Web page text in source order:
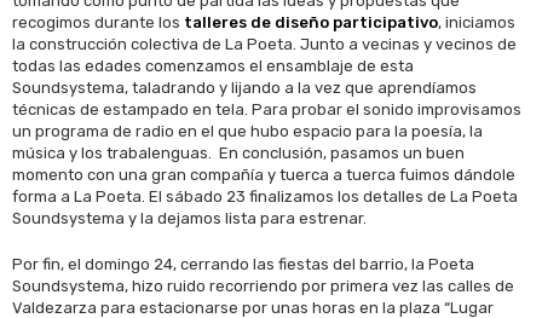
recogimos durante los talleres de diseño participativo, iniciamos
la construcción colectiva de La Poeta. Junto a vecinas y vecinos de
todas las edades comenzamos el ensamblaje de esta
Soundsystema, taladrando y lijando a la vez que aprendíamos
técnicas de estampado en tela. Para probar el sonido improvisamos
un programa de radio en el que hubo espacio para la poesía, la
música y los trabalenguas. En conclusión, pasamos un buen
momento con una gran compañía y tuerca a tuerca fuimos dándole
forma a La Poeta. El sábado 23 finalizamos los detalles de La Poeta
Soundsystema y la dejamos lista para estrenar.
Por fin, el domingo 24, cerrando las fiestas del barrio, la Poeta
Soundsystema, hizo ruido recorriendo por primera vez las calles de
Valdezarza para estacionarse por unas horas en la plaza “Lugar